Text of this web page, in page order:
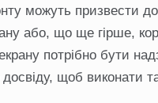
можуть призвести
або, що ще гірше,
потрібно бути
щоб виконати